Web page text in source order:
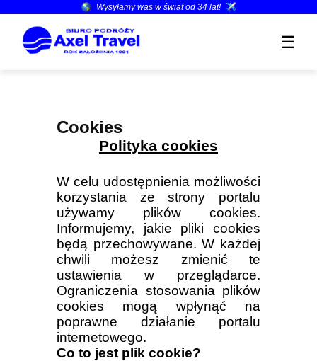
ofert]
Wysyłamy was w świat od 34 lat!
☰
Cookies
Polityka cookies
W celu udostępnienia możliwości
korzystania ze strony portalu
używamy plików cookies.
Informujemy, jakie pliki cookies
będą przechowywane. W każdej
chwili możesz zmienić te
ustawienia w przeglądarce.
Ograniczenia stosowania plików
cookies mogą wpłynąć na
poprawne działanie portalu
internetowego.
Co to jest plik cookie?